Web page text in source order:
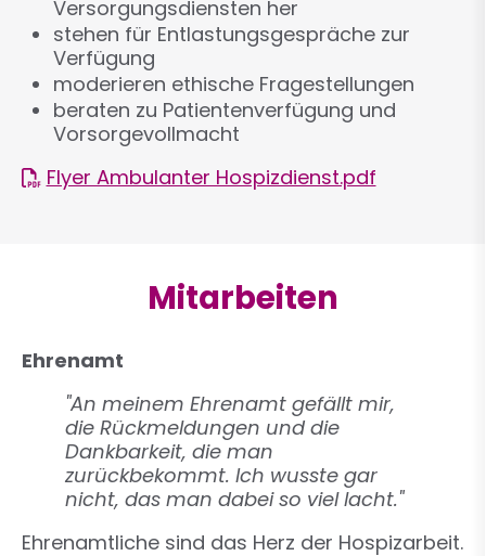
Versorgungsdiensten her
stehen für Entlastungsgespräche zur
Verfügung
moderieren ethische Fragestellungen
beraten zu Patientenverfügung und
Vorsorgevollmacht
Flyer Ambulanter Hospizdienst.pdf
Mitarbeiten
Ehrenamt
"An meinem Ehrenamt gefällt mir,
die Rückmeldungen und die
Dankbarkeit, die man
zurückbekommt. Ich wusste gar
nicht, das man dabei so viel lacht."
Ehrenamtliche sind das Herz der Hospizarbeit.